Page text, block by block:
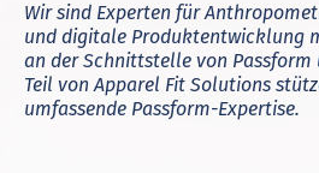
Wir sind Experten für
und digitale Produktentwicklung
an der Schnittstelle von Passform
Teil von Apparel Fit Solutions
umfassende Passform-Expertise.